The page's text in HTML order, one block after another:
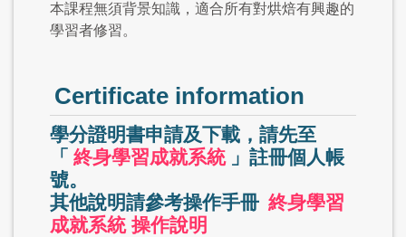
本課程無須背景知識，適合所有對烘焙有興趣的
學習者修習。
Certificate information
學分證明書申請及下載，請先至
「 終身學習成就系統 」註冊個人帳
號。
其他說明請參考操作手冊 終身學習
成就系統 操作說明